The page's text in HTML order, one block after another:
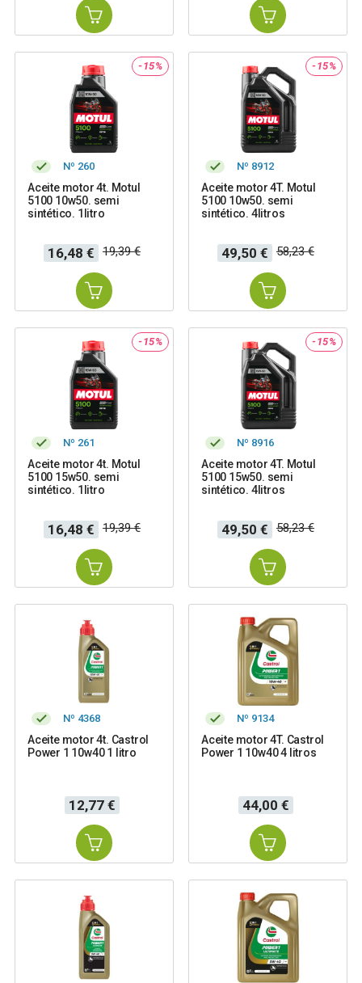
-15%
Nº 260
Aceite motor 4t. Motul
5100 10w50. semi
sintético. 1litro
Precio
16,48 €
Precio
base
19,39 €
-15%
Nº 8912
Aceite motor 4T. Motul
5100 10w50. semi
sintético. 4litros
Precio
49,50 €
Precio
base
58,23 €
-15%
Nº 261
Aceite motor 4t. Motul
5100 15w50. semi
sintético. 1litro
Precio
16,48 €
Precio
base
19,39 €
-15%
Nº 8916
Aceite motor 4T. Motul
5100 15w50. semi
sintético. 4litros
Precio
49,50 €
Precio
base
58,23 €
Nº 4368
Aceite motor 4t. Castrol
Power 1 10w40 1 litro
Precio
12,77 €
Nº 9134
Aceite motor 4T. Castrol
Power 1 10w40 4 litros
Precio
44,00 €